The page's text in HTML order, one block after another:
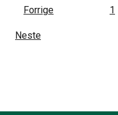
Forrige 1
Neste